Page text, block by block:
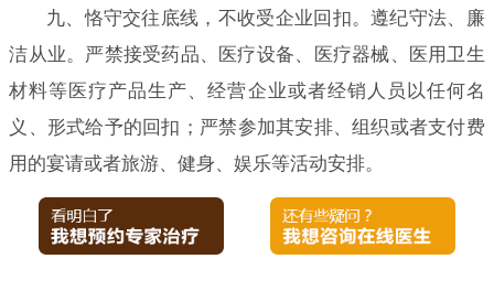
九、恪守交往底线，不收受企业回扣。遵纪守法、廉
洁从业。严禁接受药品、医疗设备、医疗器械、医用卫生
材料等医疗产品生产、经营企业或者经销人员以任何名
义、形式给予的回扣；严禁参加其安排、组织或者支付费
用的宴请或者旅游、健身、娱乐等活动安排。